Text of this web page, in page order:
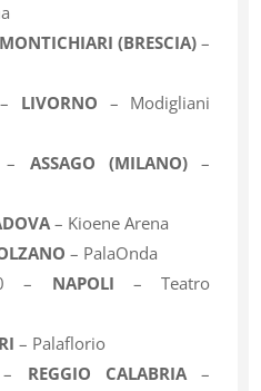
MONTICHIARI (BRESCIA) –
LIVORNO – Modigliani
– ASSAGO (MILANO) –
– Kioene Arena
– PalaOnda
– NAPOLI– Teatro
– Palaflorio
– REGGIO CALABRIA–